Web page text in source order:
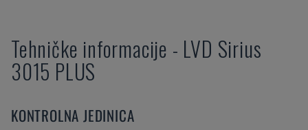
Tehničke informacije - LVD Sirius
3015 PLUS
KONTROLNA JEDINICA